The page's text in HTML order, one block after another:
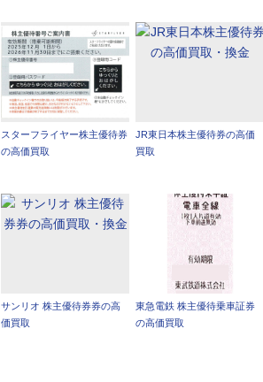
スターフライヤー株主優待券
の高価買取
JR東日本株主優待券の高価
買取
サンリオ 株主優待券券の高
価買取
東急電鉄 株主優待乗車証券
の高価買取